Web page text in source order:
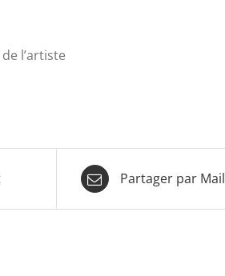
l’artiste
Partager par Mail